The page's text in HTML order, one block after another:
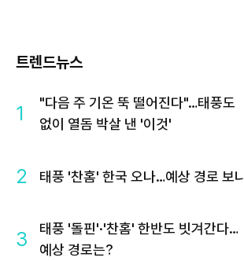
트렌드뉴스
1
"다음 주 기온 뚝 떨어진다"…태풍도
없이 열돔 박살 낸 '이것'
2 태풍 '찬홈' 한국 오나…예상 경로 보니
3
태풍 '돌핀'·'찬홈' 한반도 빗겨간다…
예상 경로는?